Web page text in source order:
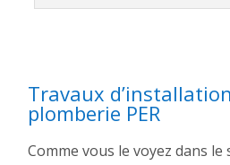
Travaux
plomberie PER
Comme vous le voyez dans le